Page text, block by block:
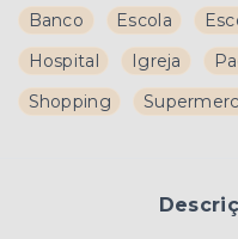
Banco Escola
Hospital
Igreja
Shopping